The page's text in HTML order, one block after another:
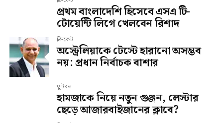
প্রথম বাংলাদেশি হিসেবে এসএ টি-
টোয়েন্টি লিগে খেলবেন রিশাদ
ক্রিকেট
অস্ট্রেলিয়াকে টেস্টে হারানো অসম্ভব
নয়: প্রধান নির্বাচক বাশার
ফুটবল
হামজাকে নিয়ে নতুন গুঞ্জন, লেস্টার
ছেড়ে আজারবাইজানের ক্লাবে?